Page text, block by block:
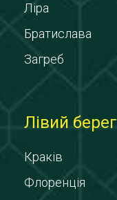
Ліра
Братислава
Загреб
Лівий берег
Краків
Флоренція